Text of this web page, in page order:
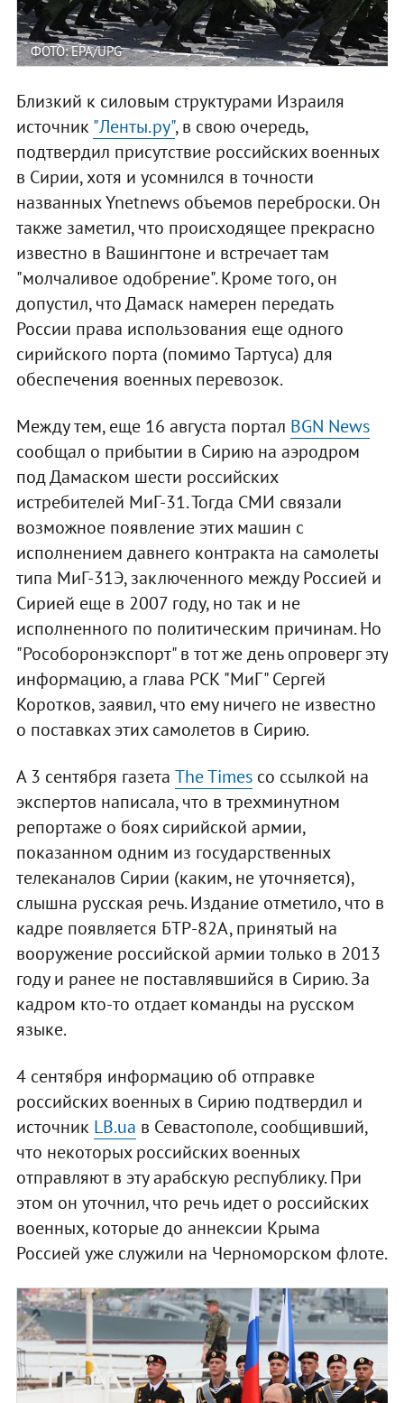
ФОТО: EPA/UPG
Близкий к силовым структурами Израиля
источник "Ленты.ру", в свою очередь,
подтвердил присутствие российских военных
в Сирии, хотя и усомнился в точности
названных Ynetnews объемов переброски. Он
также заметил, что происходящее прекрасно
известно в Вашингтоне и встречает там
"молчаливое одобрение". Кроме того, он
допустил, что Дамаск намерен передать
России права использования еще одного
сирийского порта (помимо Тартуса) для
обеспечения военных перевозок.
Между тем, еще 16 августа портал BGN News
сообщал о прибытии в Сирию на аэродром
под Дамаском шести российских
истребителей МиГ-31. Тогда СМИ связали
возможное появление этих машин с
исполнением давнего контракта на самолеты
типа МиГ-31Э, заключенного между Россией и
Сирией еще в 2007 году, но так и не
исполненного по политическим причинам. Но
"Рособоронэкспорт" в тот же день опроверг эту
информацию, а глава РСК "МиГ" Сергей
Коротков, заявил, что ему ничего не известно
о поставках этих самолетов в Сирию.
А 3 сентября газета The Timesсо ссылкой на
экспертов написала, что в трехминутном
репортаже о боях сирийской армии,
показанном одним из государственных
телеканалов Сирии (каким, не уточняется),
слышна русская речь. Издание отметило, что в
кадре появляется БТР-82А, принятый на
вооружение российской армии только в 2013
году и ранее не поставлявшийся в Сирию. За
кадром кто-то отдает команды на русском
языке.
4 сентября информацию об отправке
российских военных в Сирию подтвердил и
источник LB.ua в Севастополе, сообщивший,
что некоторых российских военных
отправляют в эту арабскую республику. При
этом он уточнил, что речь идет о российских
военных, которые до аннексии Крыма
Россией уже служили на Черноморском флоте.